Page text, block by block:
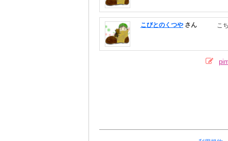
こびとのくつや さん こ